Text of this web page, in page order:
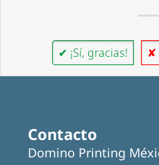
✔ ¡Sí, gracias! ✘
Contacto
Domino Printing